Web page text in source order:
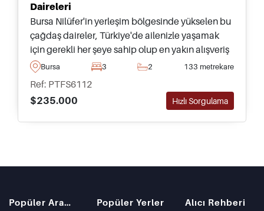
Daireleri
Bursa Nilüfer'in yerleşim bölgesinde yükselen bu
çağdaş daireler, Türkiye'de ailenizle yaşamak
için gerekli her şeye sahip olup en yakın alışveriş
merkezine sadece on dakika uzaklıktadır.
Bursa 3 2 133 metrekare
Ref: PTFS6112
$235.000
Hızlı Sorgulama
Popüler Aramalar Popüler Yerler Alıcı Rehberi